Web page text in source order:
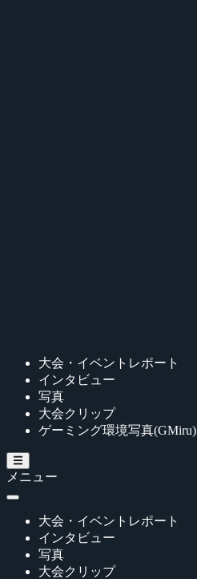
大会・イベントレポート
インタビュー
写真
大会クリップ
ゲーミング環境写真(GMiru)
メニュー
大会・イベントレポート
インタビュー
写真
大会クリップ